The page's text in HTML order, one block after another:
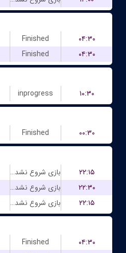
Finished
۰۴:۳۰
Finished
۰۴:۳۰
inprogress
۱۰:۳۰
Finished
۰۰:۳۰
بازی شروع نشده است
۲۲:۱۵
بازی شروع نشده است
۲۲:۳۰
بازی شروع نشده است
۲۲:۱۵
Finished
۰۴:۳۰